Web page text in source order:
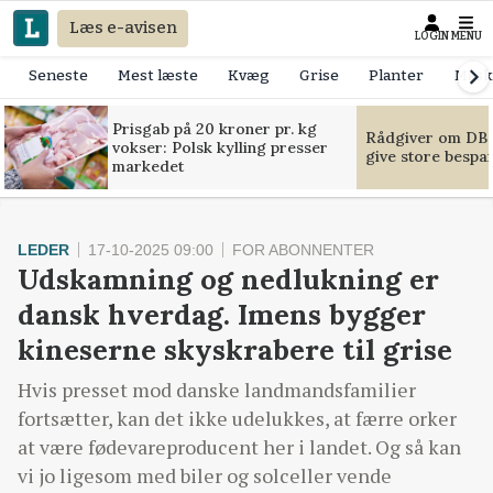
Læs e-avisen LOGIN MENU
Seneste Mest læste Kvæg Grise Planter
Prisgab på 20 kroner pr. kg
vokser: Polsk kylling presser
markedet
Rådgiver om
give store
LEDER 17-10-2025 09:00 FOR ABONNENTER
Udskamning og nedlukning er
dansk hverdag. Imens bygger
kineserne skyskrabere til grise
Hvis presset mod danske landmandsfamilier
fortsætter, kan det ikke udelukkes, at færre orker
at være fødevareproducent her i landet. Og så kan
vi jo ligesom med biler og solceller vende